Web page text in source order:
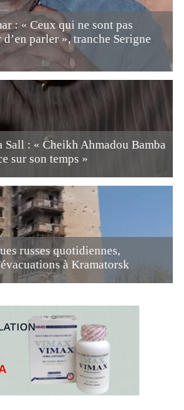
: « Ceux qui ne sont pas
parler », tranche Serigne
Sall : « Cheikh Ahmadou Bamba
sur son temps »
russes quotidiennes,
à Kramatorsk